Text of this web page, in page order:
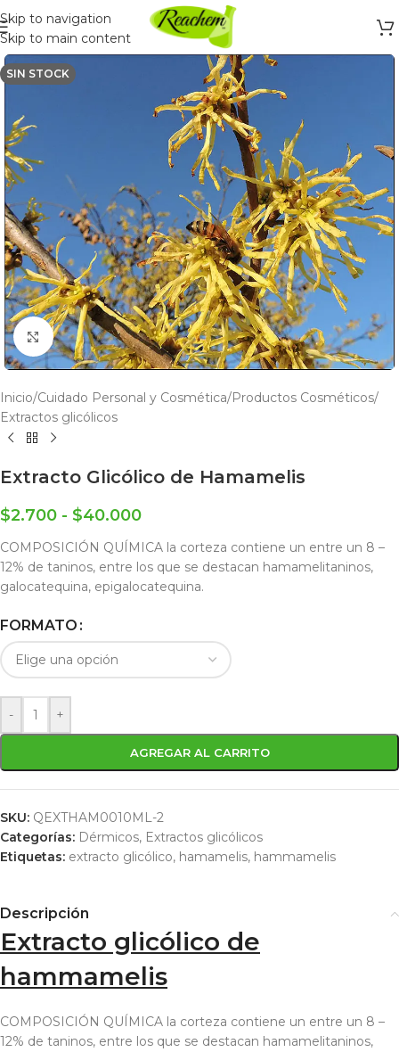
Skip to navigation
Skip to main content
SIN STOCK
Click to enlarge
Inicio/Cuidado Personal y Cosmética/Productos Cosméticos/
Extractos glicólicos
Extracto Glicólico de Hamamelis
$2.700 - $40.000
COMPOSICIÓN QUÍMICA la corteza contiene un entre un 8 –
12% de taninos, entre los que se destacan hamamelitaninos,
galocatequina, epigalocatequina.
FORMATO
- +
AGREGAR AL CARRITO
SKU: QEXTHAM0010ML-2
Categorías: Dérmicos, Extractos glicólicos
Etiquetas: extracto glicólico, hamamelis, hammamelis
Descripción
Extracto glicólico de
hammamelis
COMPOSICIÓN QUÍMICA la corteza contiene un entre un 8 –
12% de taninos, entre los que se destacan hamamelitaninos,